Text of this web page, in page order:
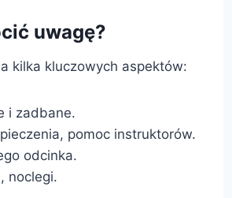
uwagę?
kilka kluczowych aspektów:
i zadbane.
pomoc instruktorów.
odcinka.
noclegi.